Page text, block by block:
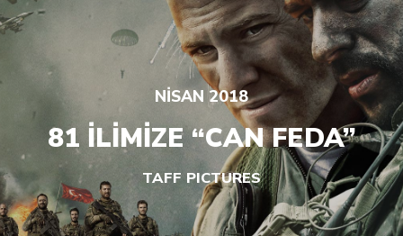
NİSAN 2018
81 İLİMİZE “CAN FEDA”
TAFF PICTURES